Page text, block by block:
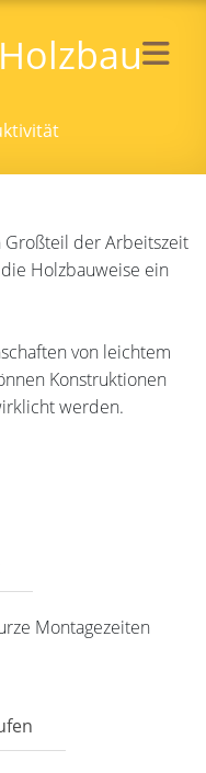
Großteil der Arbeitszeit
Holzbauweise ein
von leichtem
Konstruktionen
werden.
Montagezeiten